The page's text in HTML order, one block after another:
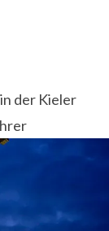
der Kieler